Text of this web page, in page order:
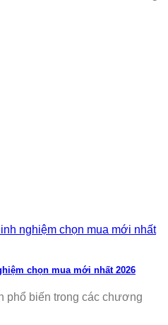
chọn mua mới nhất 2026
phổ biến trong các chương